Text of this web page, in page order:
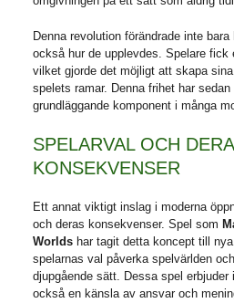
Denna revolution förändrade inte
också hur de upplevdes. Spelare fick
vilket gjorde det möjligt att skapa
spelets ramar. Denna frihet har
grundläggande komponent i många
SPELARVAL OCH
KONSEKVENSER
Ett annat viktigt inslag i moderna
och deras konsekvenser. Spel som
Worldshar tagit detta koncept till
spelarnas val påverka spelvärlden
djupgående sätt. Dessa spel
också en känsla av ansvar och